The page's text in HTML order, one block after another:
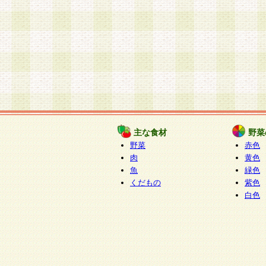
主な食材
野菜
肉
魚
くだもの
野
赤色
黄色
緑色
紫色
白色